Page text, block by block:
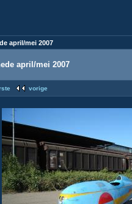
april/mei 2007
april/mei 2007
vorige